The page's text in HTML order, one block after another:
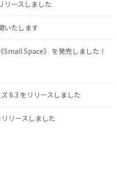
リースしました
いたします
Small Space》 を発売しました！
6.3 をリリースしました
リースしました